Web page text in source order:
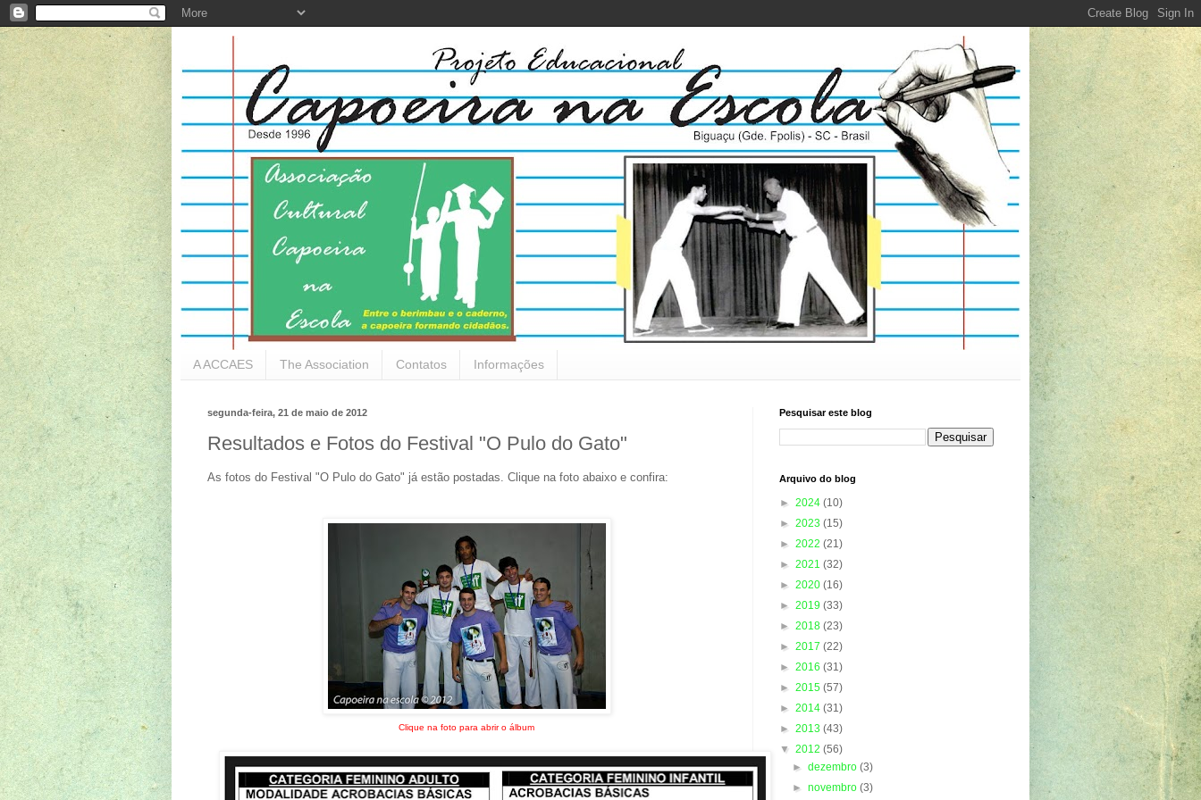
A ACCAES The Association Contatos Informações
segunda-feira, 21 de maio de 2012
Resultados e Fotos do Festival "O Pulo do Gato"
As fotos do Festival "O Pulo do Gato" já estão postadas. Clique na foto abaixo e confira:
Clique na foto para abrir o álbum
Pesquisar este blog
Arquivo do blog
► 2024 (10)
► 2023 (15)
► 2022 (21)
► 2021 (32)
► 2020 (16)
► 2019 (33)
► 2018 (23)
► 2017 (22)
► 2016 (31)
► 2015 (57)
► 2014 (31)
► 2013 (43)
▼ 2012 (56)
►dezembro(3)
►novembro(3)